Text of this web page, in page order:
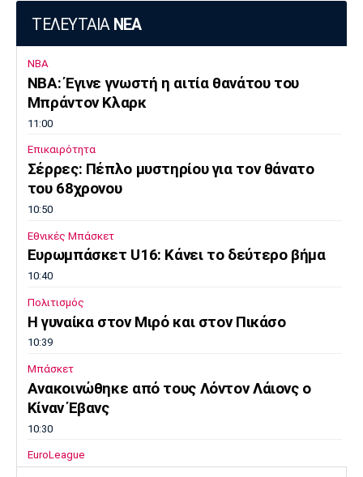
ΤΕΛΕΥΤΑΙΑ ΝΕΑ
NBA
ΝΒΑ: Έγινε γνωστή η αιτία θανάτου του
Μπράντον Κλαρκ
11:00
Επικαιρότητα
Σέρρες: Πέπλο μυστηρίου για τον θάνατο
του 68χρονου
10:50
Εθνικές Μπάσκετ
Ευρωμπάσκετ U16: Κάνει το δεύτερο βήμα
10:40
Πολιτισμός
Η γυναίκα στον Μιρό και στον Πικάσο
10:39
Μπάσκετ
Ανακοινώθηκε από τους Λόντον Λάιονς ο
Κίναν Έβανς
10:30
EuroLeague